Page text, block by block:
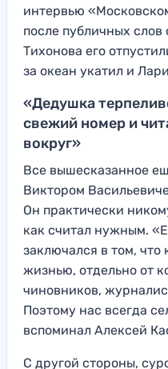
интервью
после публичных
Тихонова его
за океан укатил и
«Дедушка
свежий номер и
вокруг»
Все вышесказанное
Виктором
Он практически
как считал нужным.
заключался в том,
жизнью, отдельно от
чиновников,
Поэтому нас всегда
вспоминал Алексей
С другой стороны,